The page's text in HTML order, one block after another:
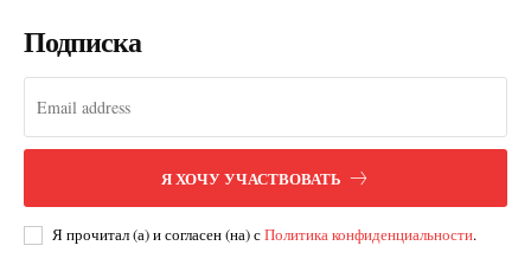
Company
Подписка
Я ХОЧУ УЧАСТВОВАТЬ
Я прочитал (а) и согласен (на) сПолитика конфиденциальности.